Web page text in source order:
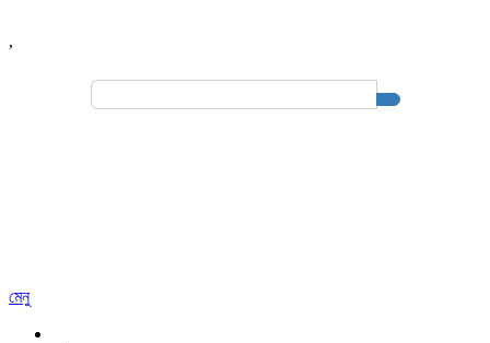
,
Search
মেনু